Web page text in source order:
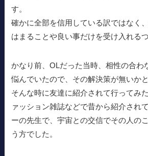
す。
確かに全部を信用している訳ではなく
はまることや良い事だけを受け入れる
かなり前、OLだった当時、相性の合わ
悩んでいたので、その解決策が無いか
そんな時に友達に紹介されて行ってみ
ァッション雑誌などで昔から紹介され
ーの先生で、宇宙との交信でその人の
う方でした。